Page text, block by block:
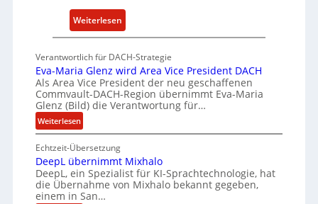
e
n
t
w
i
c
k
e
R
I
S
Weiterlesen:
P
W
-
U
n
e
b
o
Verantwortlich für DACH-Strategie
Eva-Maria Glenz wird Area Vice President DACH
Als Area Vice President der neu geschaffenen
Commvault-DACH-Region übernimmt Eva-Maria
Glenz (Bild) die Verantwortung für…
Weiterlesen:
E
v
a
-
M
a
Echtzeit-Übersetzung
DeepL übernimmt Mixhalo
DeepL, ein Spezialist für KI-Sprachtechnologie, hat
die Übernahme von Mixhalo bekannt gegeben,
einem in San…